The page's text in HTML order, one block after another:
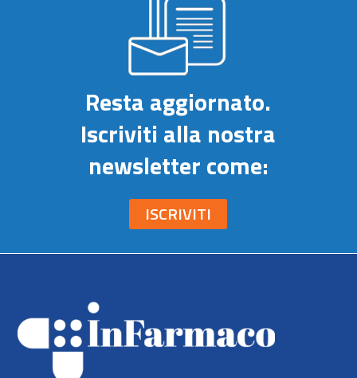
Resta aggiornato.
Iscriviti alla nostra
newsletter come:
ISCRIVITI